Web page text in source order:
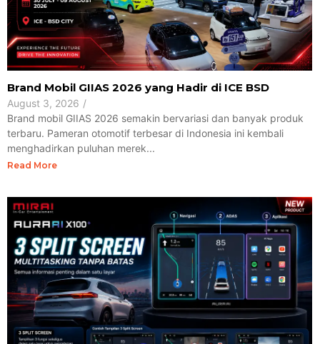
Brand Mobil GIIAS 2026 yang Hadir di ICE BSD
August 3, 2026 /
Brand mobil GIIAS 2026 semakin bervariasi dan banyak produk
terbaru. Pameran otomotif terbesar di Indonesia ini kembali
menghadirkan puluhan merek...
Read More